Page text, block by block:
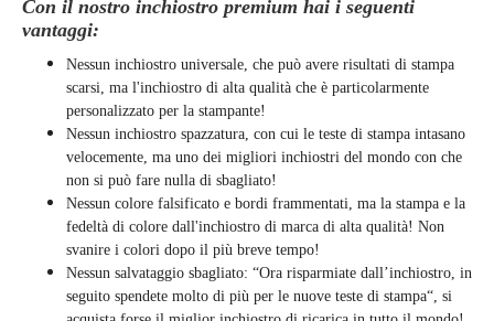
Con il nostro inchiostro premium hai i seguenti
vantaggi:
Nessun inchiostro universale, che può avere risultati di stampa
scarsi, ma l'inchiostro di alta qualità che è particolarmente
personalizzato per la stampante!
Nessun inchiostro spazzatura, con cui le teste di stampa intasano
velocemente, ma uno dei migliori inchiostri del mondo con che
non si può fare nulla di sbagliato!
Nessun colore falsificato e bordi frammentati, ma la stampa e la
fedeltà di colore dall'inchiostro di marca di alta qualità! Non
svanire i colori dopo il più breve tempo!
Nessun salvataggio sbagliato: “Ora risparmiate dall’inchiostro, in
seguito spendete molto di più per le nuove teste di stampa“, si